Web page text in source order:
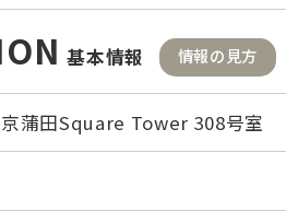
基本情報 情報の見方
蒲田Square Tower 308号室